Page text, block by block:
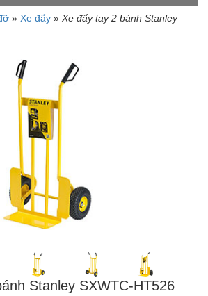
Đang tải dữ liệu
» Xe đẩy » Xe đẩy tay 2 bánh Stanley
Stanley SXWTC-HT526